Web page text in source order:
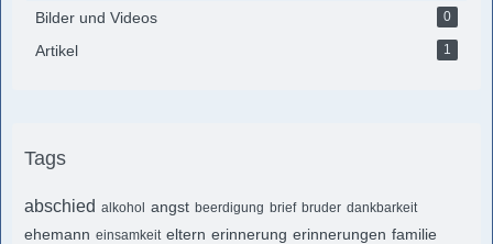
Bilder und Videos 0
Artikel 1
Tags
abschied alkohol angst beerdigung brief bruder dankbarkeit
ehemann einsamkeit eltern erinnerung erinnerungen familie